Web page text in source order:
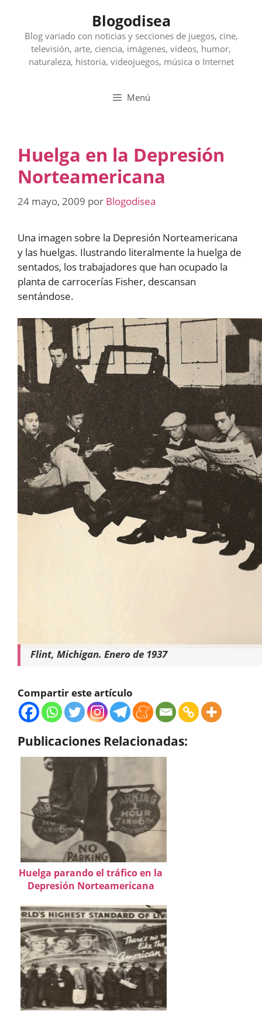
contenido
Blogodisea
Blog variado con noticias y secciones de juegos, cine,
televisión, arte, ciencia, imágenes, videos, humor,
naturaleza, historia, videojuegos, música o Internet
Menú
Huelga en la Depresión
Norteamericana
24 mayo, 2009 por Blogodisea
Una imagen sobre la Depresión Norteamericana
y las huelgas. Ilustrando literalmente la huelga de
sentados, los trabajadores que han ocupado la
planta de carrocerías Fisher, descansan
sentándose.
Flint, Michigan. Enero de 1937
Compartir este artículo
Publicaciones Relacionadas:
Huelga parando el tráfico en la
Depresión Norteamericana